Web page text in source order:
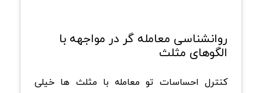
روانشناسی معامله گر در مواجهه با
الگوهای مثلث
کنترل احساسات تو معامله با مثلث ها خیلی